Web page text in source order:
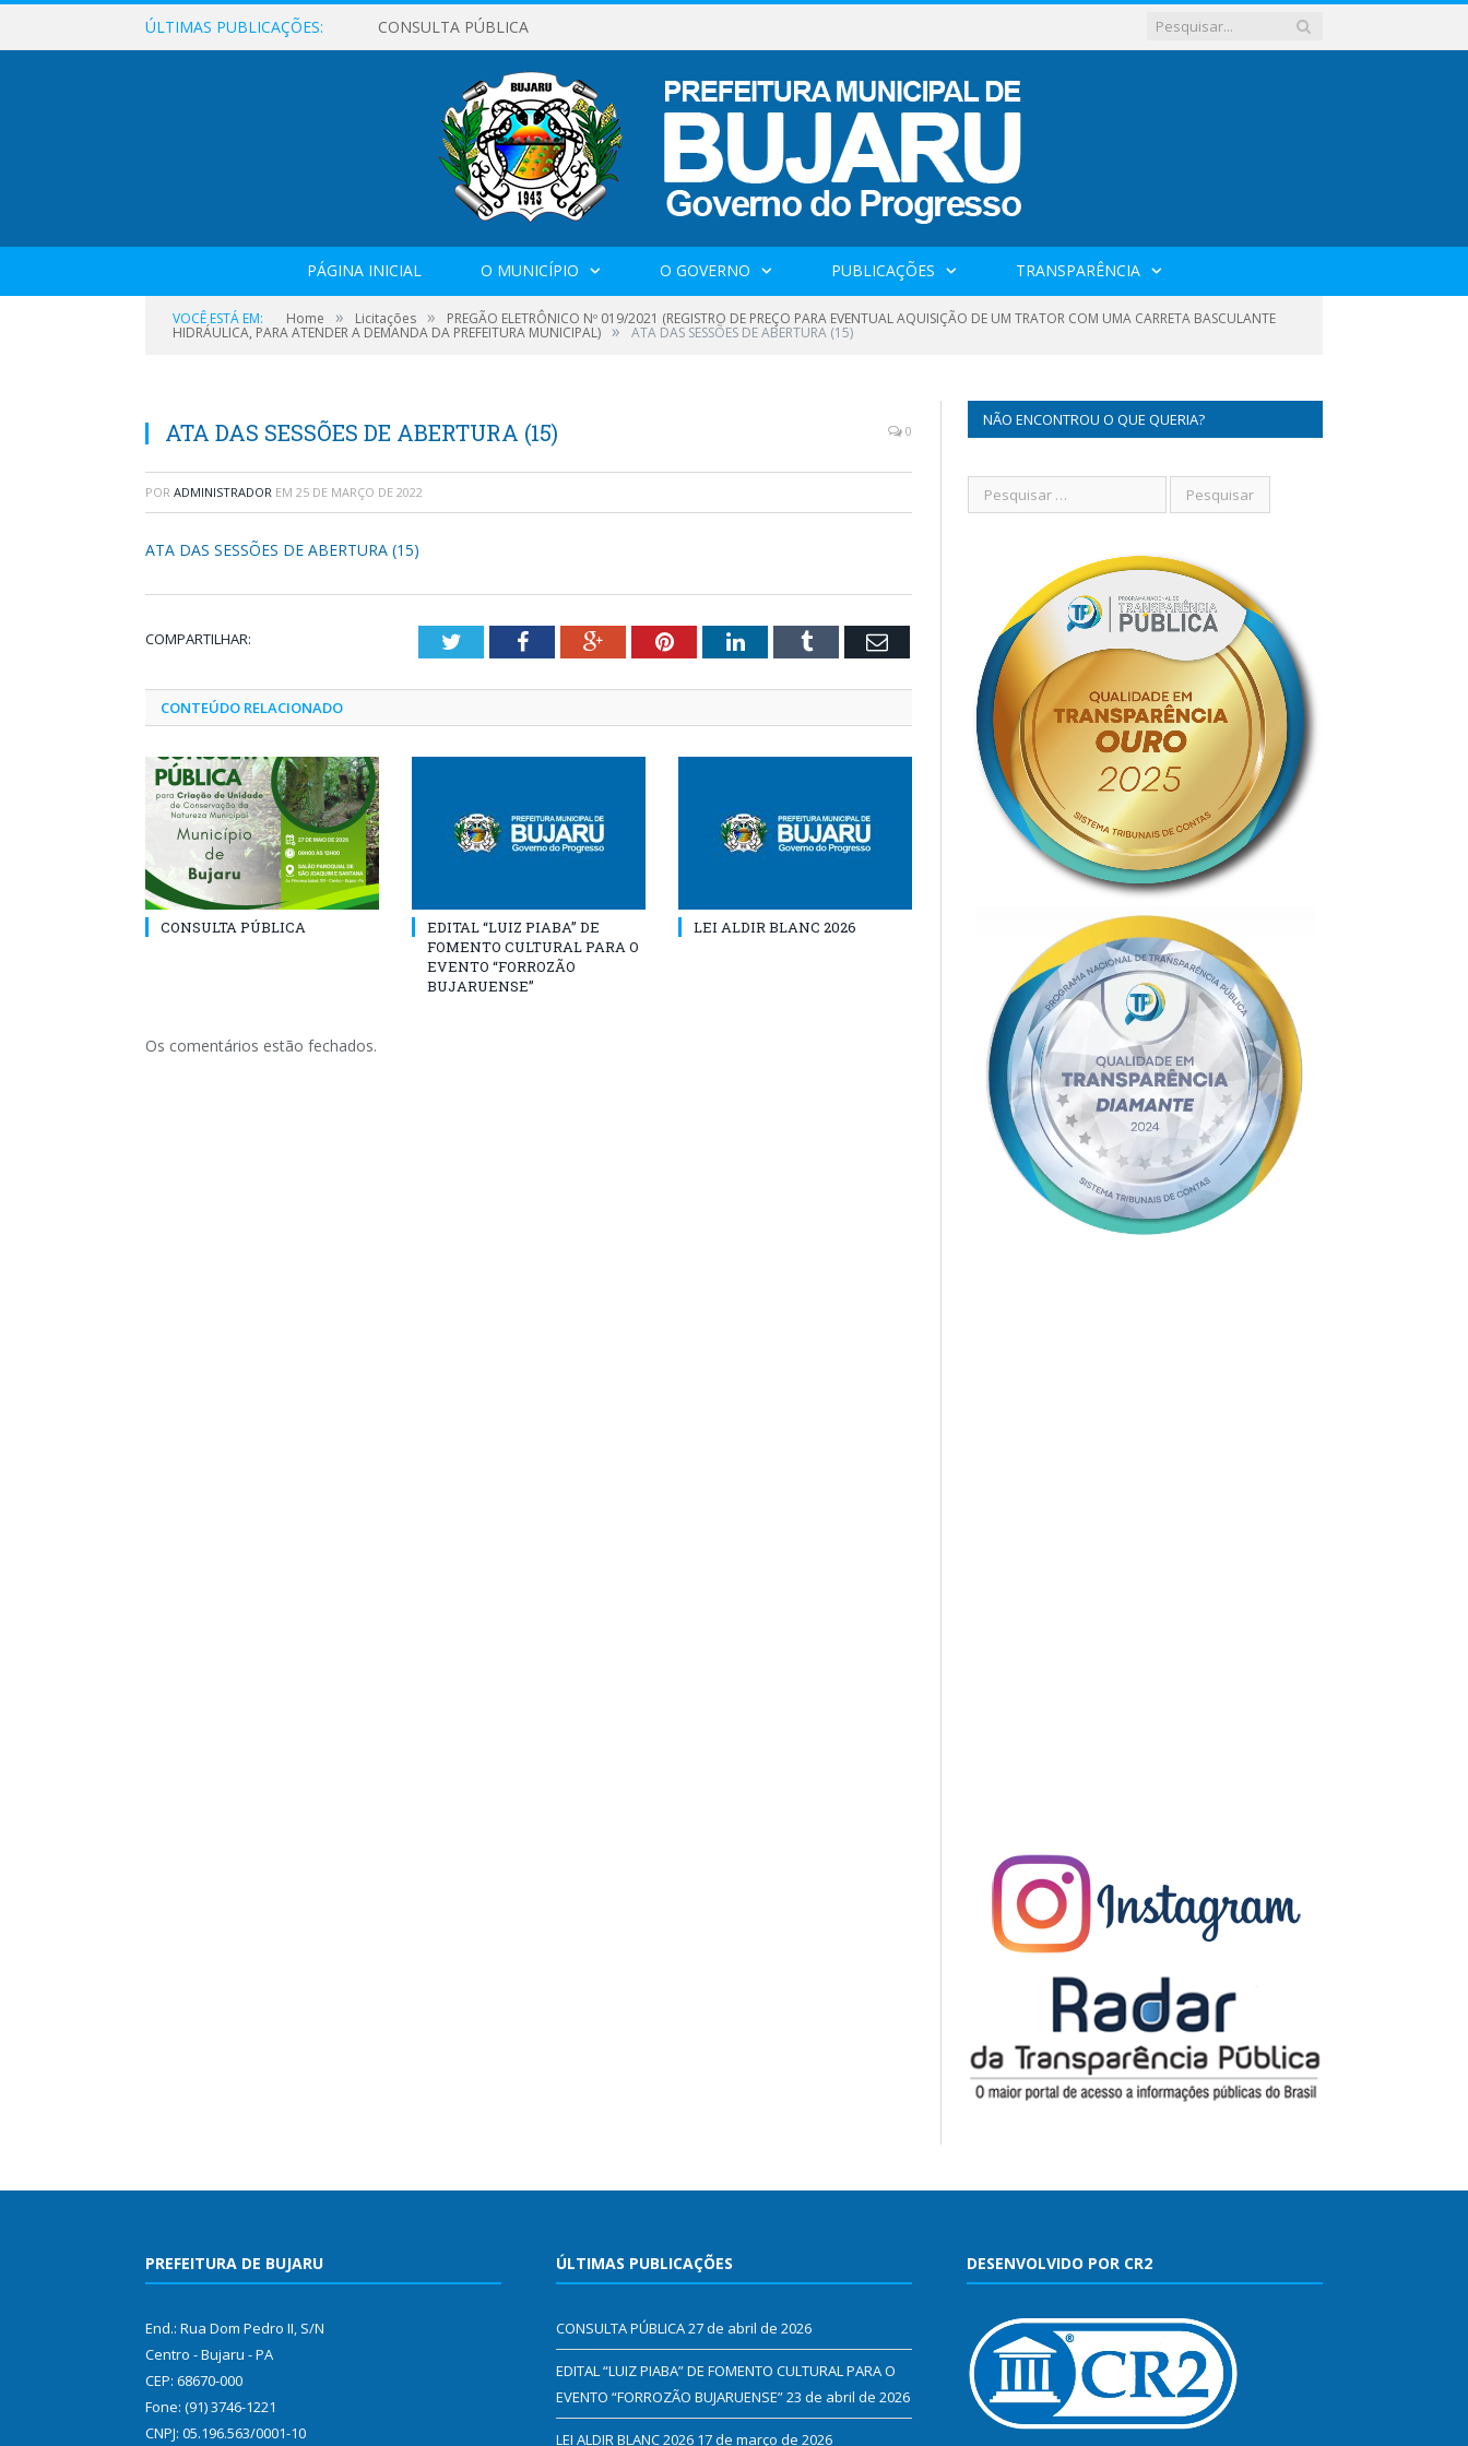
ÚLTIMAS PUBLICAÇÕES: CONSULTA PÚBLICA
PÁGINA INICIAL O MUNICÍPIO O GOVERNO PUBLICAÇÕES TRANSPARÊNCIA
VOCÊ ESTÁ EM: Home » Licitações » PREGÃO ELETRÔNICO Nº 019/2021 (REGISTRO DE PREÇO PARA EVENTUAL AQUISIÇÃO DE UM TRATOR COM UMA CARRETA BASCULANTE
HIDRÁULICA, PARA ATENDER A DEMANDA DA PREFEITURA MUNICIPAL) » ATA DAS SESSÕES DE ABERTURA (15)
ATA DAS SESSÕES DE ABERTURA (15) 0
POR ADMINISTRADOR EM 25 DE MARÇO DE 2022
ATA DAS SESSÕES DE ABERTURA (15)
COMPARTILHAR: TwitterFacebookGoogle+PinterestLinkedInTumblr Email
CONTEÚDO RELACIONADO
CONSULTA PÚBLICA
EDITAL “LUIZ PIABA” DE
FOMENTO CULTURAL PARA O
EVENTO “FORROZÃO
BUJARUENSE”
LEI ALDIR BLANC 2026
Os comentários estão fechados.
NÃO ENCONTROU O QUE QUERIA?
PREFEITURA DE BUJARU
End.: Rua Dom Pedro II, S/N
Centro - Bujaru - PA
CEP: 68670-000
Fone: (91) 3746-1221
CNPJ: 05.196.563/0001-10
ÚLTIMAS PUBLICAÇÕES
CONSULTA PÚBLICA27 de abril de 2026
EDITAL “LUIZ PIABA” DE FOMENTO CULTURAL PARA O
EVENTO “FORROZÃO BUJARUENSE”23 de abril de 2026
LEI ALDIR BLANC 2026 17 de março de 2026
DESENVOLVIDO POR CR2